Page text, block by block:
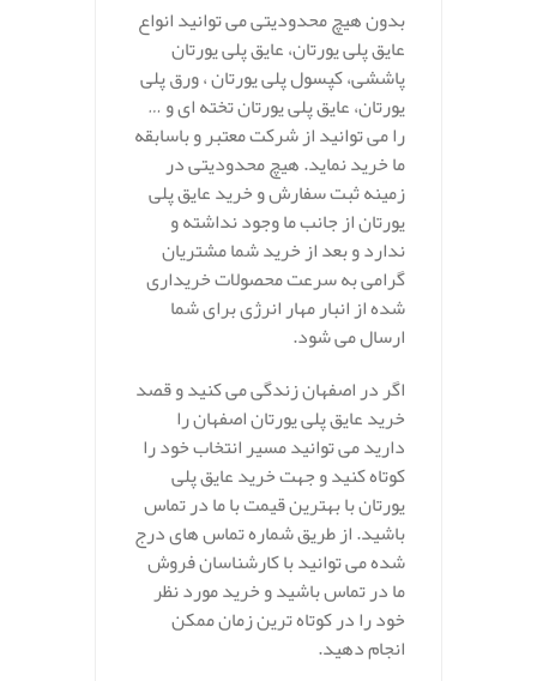
بدون هیچ محدودیتی می توانید انواع
عایق پلی یورتان، عایق پلی یورتان
پاششی، کپسول پلی یورتان ، ورق پلی
یورتان، عایق پلی یورتان تخته ای و …
را می توانید از شرکت معتبر و باسابقه
ما خرید نماید. هیچ محدودیتی در
زمینه ثبت سفارش و خرید عایق پلی
یورتان از جانب ما وجود نداشته و
ندارد و بعد از خرید شما مشتریان
گرامی به سرعت محصولات خریداری
شده از انبار مهار انرژی برای شما
ارسال می شود.
اگر در اصفهان زندگی می کنید و قصد
خرید عایق پلی یورتان اصفهان را
دارید می توانید مسیر انتخاب خود را
کوتاه کنید و جهت خرید عایق پلی
یورتان با بهترین قیمت با ما در تماس
باشید. از طریق شماره تماس های درج
شده می توانید با کارشناسان فروش
ما در تماس باشید و خرید مورد نظر
خود را در کوتاه ترین زمان ممکن
انجام دهید.